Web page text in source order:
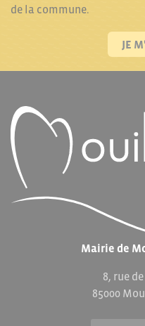
de la commune.
JE
Mairie de
8, rue
85000